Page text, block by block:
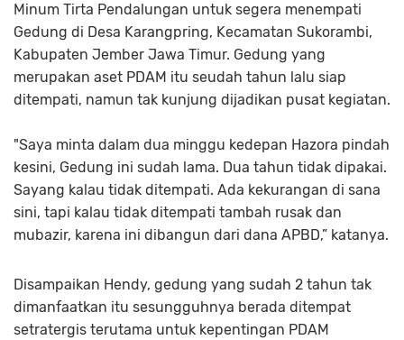
Minum Tirta Pendalungan untuk segera menempati
Gedung di Desa Karangpring, Kecamatan Sukorambi,
Kabupaten Jember Jawa Timur. Gedung yang
merupakan aset PDAM itu seudah tahun lalu siap
ditempati, namun tak kunjung dijadikan pusat kegiatan.
"Saya minta dalam dua minggu kedepan Hazora pindah
kesini, Gedung ini sudah lama. Dua tahun tidak dipakai.
Sayang kalau tidak ditempati. Ada kekurangan di sana
sini, tapi kalau tidak ditempati tambah rusak dan
mubazir, karena ini dibangun dari dana APBD,” katanya.
Disampaikan Hendy, gedung yang sudah 2 tahun tak
dimanfaatkan itu sesungguhnya berada ditempat
setratergis terutama untuk kepentingan PDAM